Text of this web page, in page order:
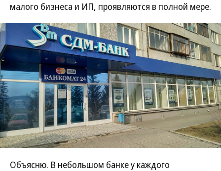
малого бизнеса и ИП, проявляются в полной мере.
Объясню. В небольшом банке у каждого